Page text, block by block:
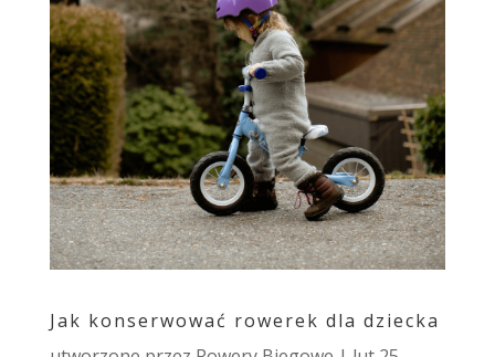
Jak konserwować rowerek dla dziecka